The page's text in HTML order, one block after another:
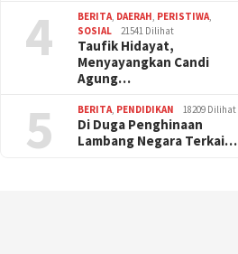
4 BERITA, DAERAH, PERISTIWA,
SOSIAL
21541 Dilihat
Taufik Hidayat,
Menyayangkan Candi
Agung…
5 BERITA, PENDIDIKAN 18209 Dilihat
Di Duga Penghinaan
Lambang Negara Terkai…